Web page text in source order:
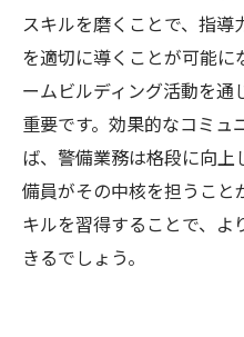
スキルを磨くことで、指導
を適切に導くことが可能に
ームビルディング活動を通
重要です。効果的なコミ
ば、警備業務は格段に向
備員がその中核を担うこと
キルを習得することで、
きるでしょう。